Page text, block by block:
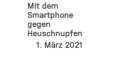
Mit dem
Smartphone
gegen
Heuschnupfen
1. März 2021